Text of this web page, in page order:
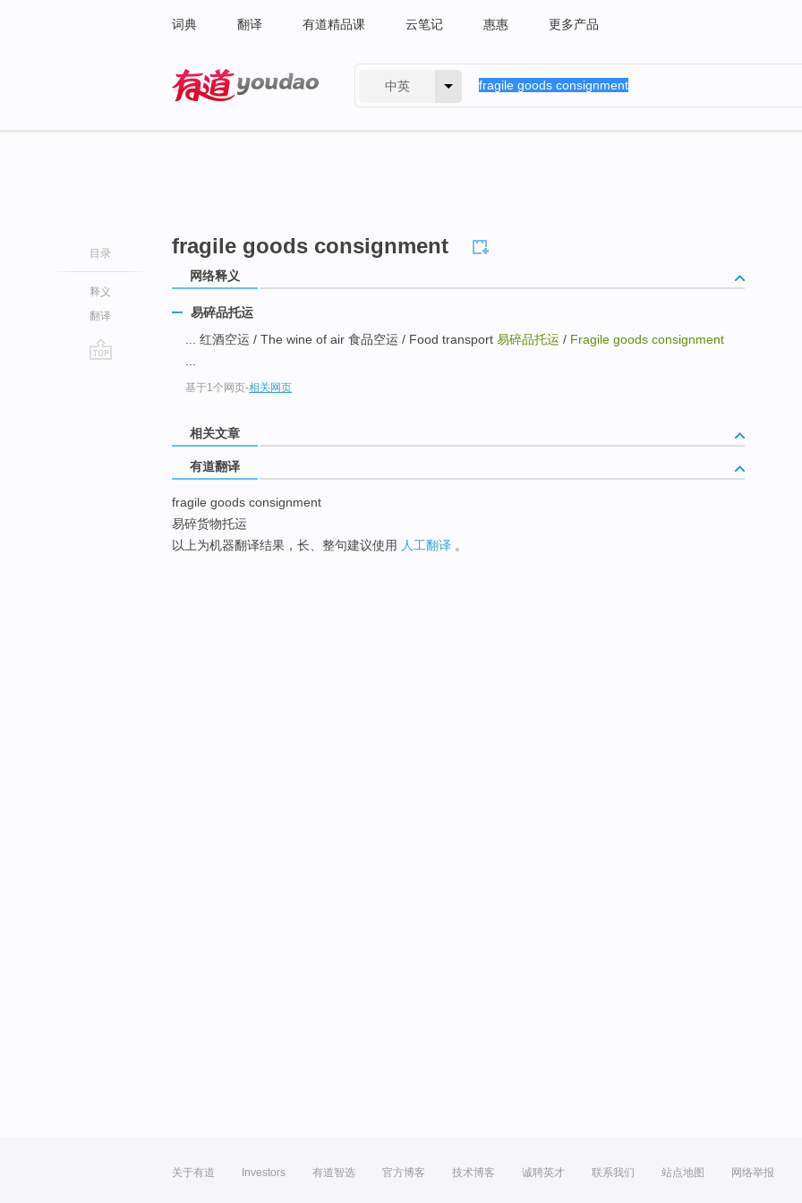
词典 翻译 有道精品课 云笔记 惠惠 更多产品
中英
目录
释义
翻译
fragile goods consignment
网络释义
易碎品托运
... 红酒空运 / The wine of air 食品空运 / Food transport 易碎品托运 / Fragile goods consignment
基于1个网页-相关网页
相关文章
有道翻译
fragile goods consignment
易碎货物托运
以上为机器翻译结果，长、整句建议使用 人工翻译 。
关于有道 Investors 有道智选 官方博客 技术博客 诚聘英才 联系我们 站点地图 网络举报